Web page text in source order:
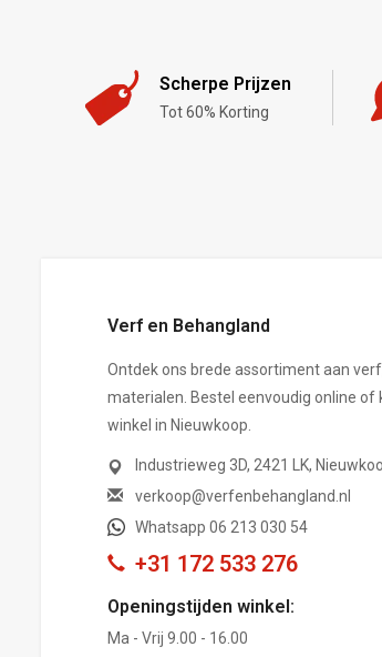
Scherpe Prijzen
Tot 60% Korting
Verf en Behangland
Ontdek ons brede assortiment aan
materialen. Bestel eenvoudig online of
winkel in Nieuwkoop.
Industrieweg 3D, 2421 LK,
verkoop@verfenbehangland.nl
Whatsapp 06 213 030 54
+31 172 533 276
Openingstijden winkel:
Ma - Vrij 9.00 - 16.00